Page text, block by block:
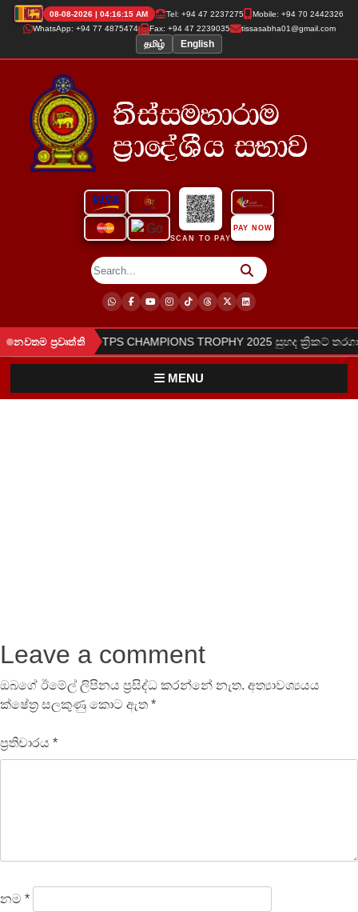
08-08-2026 | 04:16:15 AM Tel: +94 47 2237275
Mobile: +94 70 2442326
WhatsApp: +94 77 4875474
Fax: +94 47 2239035 tissasabha01@gmail.com
தமிழ் English
SCAN TO PAY
PAY NOW
නවතම ප්‍රවෘත්ති
සිදුකරන ලදී. ● TPS CHAMPIONS TROPHY 2025 සුහද ක්‍රිකට්
MENU
Leave a comment
ඔබගේ ඊමේල් ලිපිනය ප්‍රසිද්ධ කරන්නේ නැත. අත්‍යාවශ්‍යයය
ක්ෂේත්‍ර සලකුණු කොට ඇත *
ප්‍රතිචාරය *
නම *